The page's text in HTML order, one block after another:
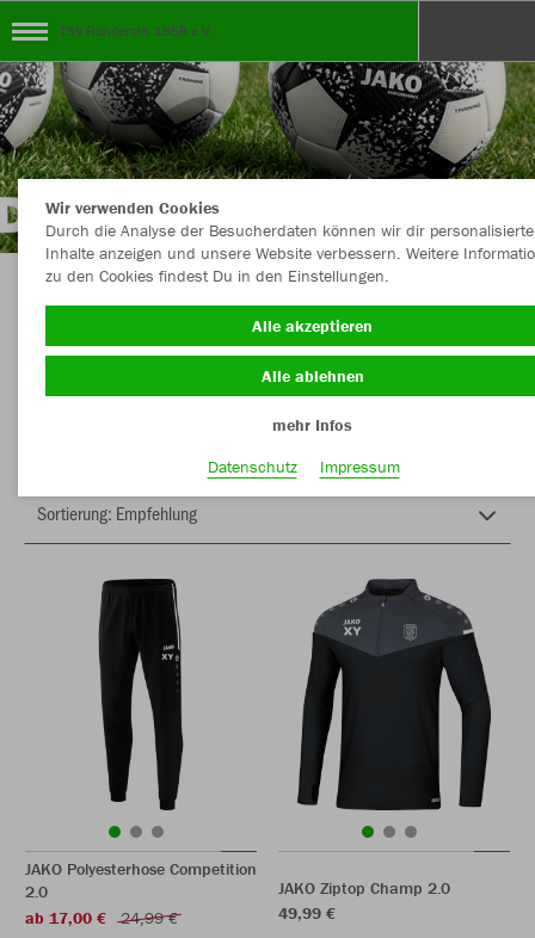
TSV Ründeroth 1858 e.V.
TEAMSHOP - TSV RÜNDEROTH 1858 e.V.
Farbe
JAKO Polyesterhose Competition
2.0
ab 17,00 €
24,99 €
JAKO Ziptop Champ 2.0
49,99 €
Wir verwenden Cookies
Durch die Analyse der Besucherdaten können wir dir personalisierte
Inhalte anzeigen und unsere Website verbessern. Weitere
zu den Cookies findest Du in den Einstellungen.
Alle akzeptieren
Alle ablehnen
mehr Infos
Datenschutz
Impressum